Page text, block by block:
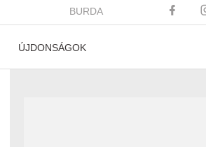
BURDA
ÚJDONSÁGOK